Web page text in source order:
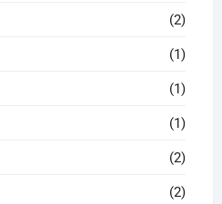
(2)
(1)
(1)
(1)
(2)
(2)